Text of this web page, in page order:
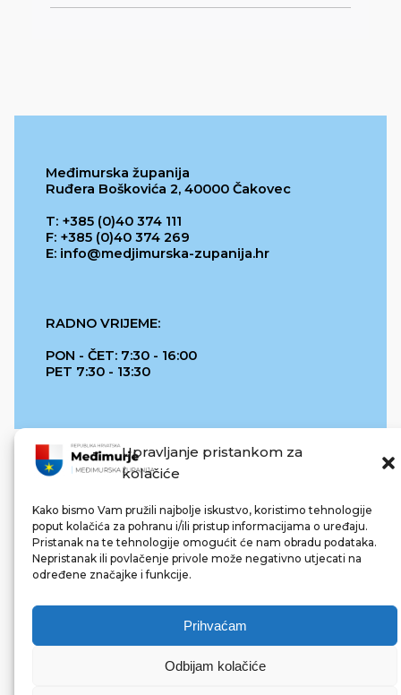
Upravljanje pristankom za
kolačiće
Kako bismo Vam pružili najbolje iskustvo, koristimo tehnologije
poput kolačića za pohranu i/ili pristup informacijama o uređaju.
Pristanak na te tehnologije omogućit će nam obradu podataka.
Nepristanak ili povlačenje privole može negativno utjecati na
određene značajke i funkcije.
Prihvaćam
Odbijam kolačiće
Međimurska županija
Ruđera Boškovića 2, 40000 Čakovec
T: +385 (0)40 374 111
F: +385 (0)40 374 269
E: info@medjimurska-zupanija.hr
RADNO VRIJEME:
PON - ČET: 7:30 - 16:00
PET 7:30 - 13:30
REPUBLIKA HRVATSKA
© 2022 Međimurska županija. Sva prava pridržana.